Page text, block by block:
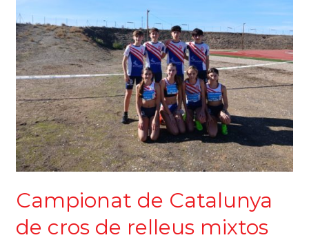
pista
Campionat de Catalunya
de cros de relleus mixtos